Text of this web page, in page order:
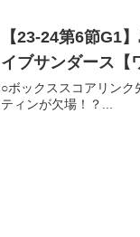
【23-24第6節G1
イブサンダース【
○ボックススコアリン
ティンが欠場！？...